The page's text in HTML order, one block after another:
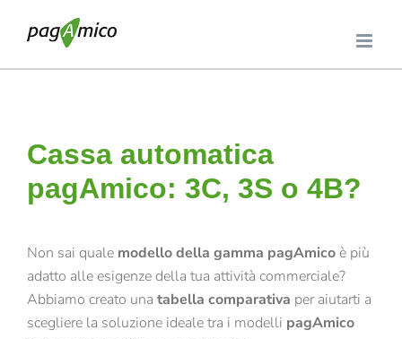
Cassa automatica
pagAmico: 3C, 3S o 4B?
Non sai quale modello della gamma pagAmico è più
adatto alle esigenze della tua attività commerciale?
Abbiamo creato una tabella comparativa per aiutarti a
scegliere la soluzione ideale tra i modelli pagAmico